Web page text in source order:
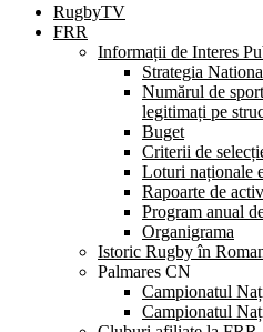
RugbyTV
FRR
Informații de Interes
Strategia
Numărul de
legitimați pe
Buget
Criterii de
Loturi naționale
Rapoarte de
Program anual
Organigrama
Istoric Rugby în
Palmares CN
Campionatul
Campionatul